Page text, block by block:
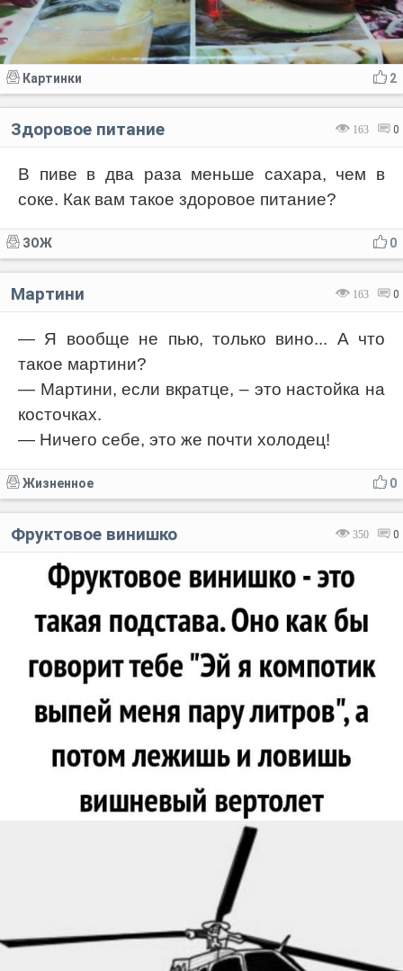
2
Картинки
163 0
Здоровое питание
В пиве в два раза меньше сахара, чем в
соке. Как вам такое здоровое питание?
0
ЗОЖ
163 0
Мартини
— Я вообще не пью, только вино... А что
такое мартини?
— Мартини, если вкратце, – это настойка на
косточках.
— Ничего себе, это же почти холодец!
0
Жизненное
350 0
Фруктовое винишко